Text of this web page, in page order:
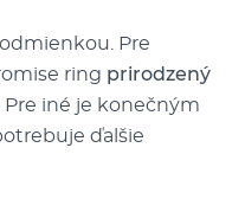
Pre
ring prirodzený
. Pre iné je konečným
ďalšie